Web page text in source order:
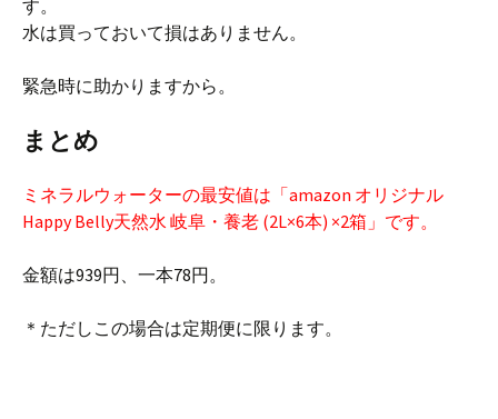
す。
水は買っておいて損はありません。
緊急時に助かりますから。
まとめ
ミネラルウォーターの最安値は「amazon オリジナル
Happy Belly天然水 岐阜・養老 (2L×6本) ×2箱」です。
金額は939円、一本78円。
＊ただしこの場合は定期便に限ります。